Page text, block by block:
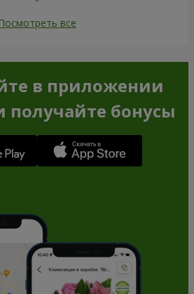
Посмотреть все
в приложении
получайте бонусы